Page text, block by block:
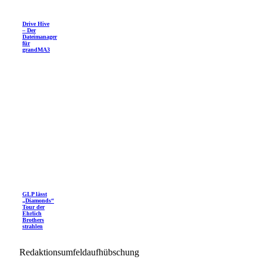
Drive Hive
– Der
Dateimanager
für
grandMA3
GLP lässt
„Diamonds“
Tour der
Ehrlich
Brothers
strahlen
Redaktionsumfeldaufhübschung